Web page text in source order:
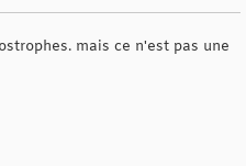
mais ce n'est pas une